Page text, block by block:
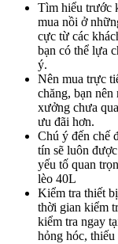
Tìm hiểu trước
mua nồi ở
cực từ các
bạn có thể lựa
ý.
Nên mua trực
chăng, bạn
xưởng chưa
ưu đãi hơn.
Chú ý đến chế
tín sẽ luôn
yếu tố quan
lèo 40L
Kiểm tra thiết
thời gian kiểm
kiểm tra ngay
hỏng hóc, thiếu